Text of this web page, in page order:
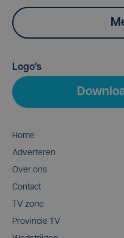
Logo's
Home
Adverteren
Over ons
Contact
TV zone
Provincie TV